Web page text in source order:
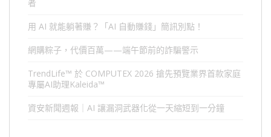
者
用 AI 就能躺著賺？「AI 自動賺錢」簡訊別點！
網購粽子，代價百萬——端午節前的詐騙警示
TrendLife™ 於 COMPUTEX 2026 搶先預覽業界首款家庭
專屬AI助理Kaleida™
資安新聞週報｜AI 讓漏洞武器化從一天縮短到一分鐘